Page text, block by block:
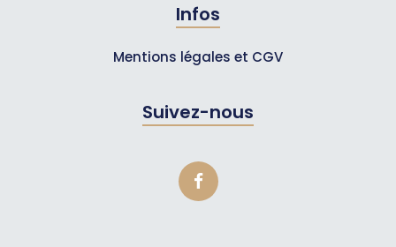
Infos
Mentions légales et CGV
Suivez-nous